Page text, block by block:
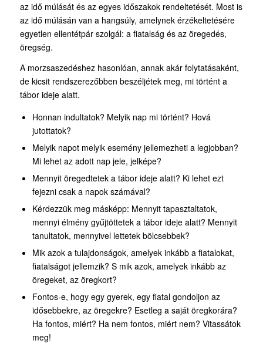
az idő múlását és az egyes időszakok rendeltetését. Most is
az idő múlásán van a hangsúly, amelynek érzékeltetésére
egyetlen ellentétpár szolgál: a fiatalság és az öregedés,
öregség.
A morzsaszedéshez hasonlóan, annak akár folytatásaként,
de kicsit rendszerezőbben beszéljétek meg, mi történt a
tábor ideje alatt.
Honnan indultatok? Melyik nap mi történt? Hová
jutottatok?
Melyik napot melyik esemény jellemezheti a legjobban?
Mi lehet az adott nap jele, jelképe?
Mennyit öregedtetek a tábor ideje alatt? Ki lehet ezt
fejezni csak a napok számával?
Kérdezzük meg másképp: Mennyit tapasztaltatok,
mennyi élmény gyűjtöttetek a tábor ideje alatt? Mennyit
tanultatok, mennyivel lettetek bölcsebbek?
Mik azok a tulajdonságok, amelyek inkább a fiatalokat,
fiatalságot jellemzik? S mik azok, amelyek inkább az
öregeket, az öregkort?
Fontos-e, hogy egy gyerek, egy fiatal gondoljon az
idősebbekre, az öregekre? Esetleg a saját öregkorára?
Ha fontos, miért? Ha nem fontos, miért nem? Vitassátok
meg!